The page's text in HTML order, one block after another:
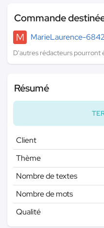
Commande
M
MarieLaurence-
D'autres rédacteurs pourront
Résumé
Client
Thème
Nombre de textes
Nombre de mots
Qualité